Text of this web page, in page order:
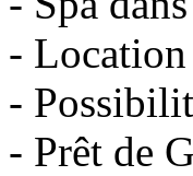
-
-
- Prêt de